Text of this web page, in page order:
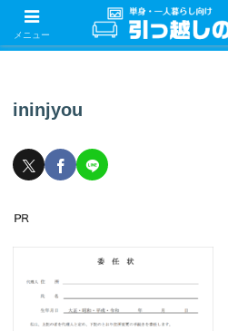
単身・一人暮らしの引っ越しをするときの
引っ越しをしま
ininjyou
メニュー